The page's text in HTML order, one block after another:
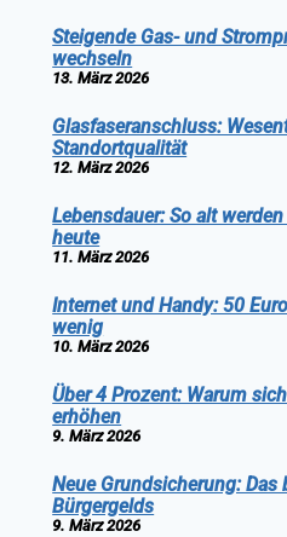
Steigende Gas- und
wechseln
13. März 2026
Glasfaseranschluss:
Standortqualität
12. März 2026
Lebensdauer: So alt
heute
11. März 2026
Internet und Handy: 50
wenig
10. März 2026
Über 4 Prozent: Warum
erhöhen
9. März 2026
Neue Grundsicherung: Das
Bürgergelds
9. März 2026